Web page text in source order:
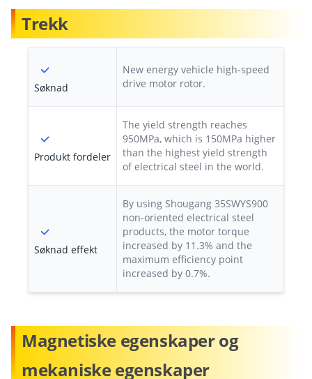
Trekk
Søknad
New energy vehicle high-speed
drive motor rotor.
Produkt fordeler
The yield strength reaches
950MPa, which is 150MPa higher
than the highest yield strength
of electrical steel in the world.
Søknad effekt
By using Shougang 35SWYS900
non-oriented electrical steel
products, the motor torque
increased by 11.3% and the
maximum efficiency point
increased by 0.7%.
Magnetiske egenskaper og
mekaniske egenskaper